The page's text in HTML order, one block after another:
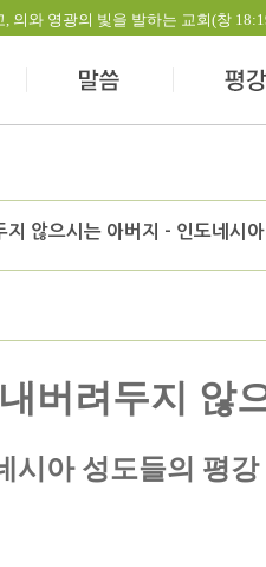
의와 영광의 빛을 발하는 교회(창
지 않으시는 아버지 - 인도네시
버려두지 않
시아 성도들의 평강